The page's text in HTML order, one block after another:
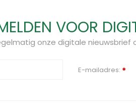
VOOR
onze digitale nieuwsbrief
E-mailadres: *